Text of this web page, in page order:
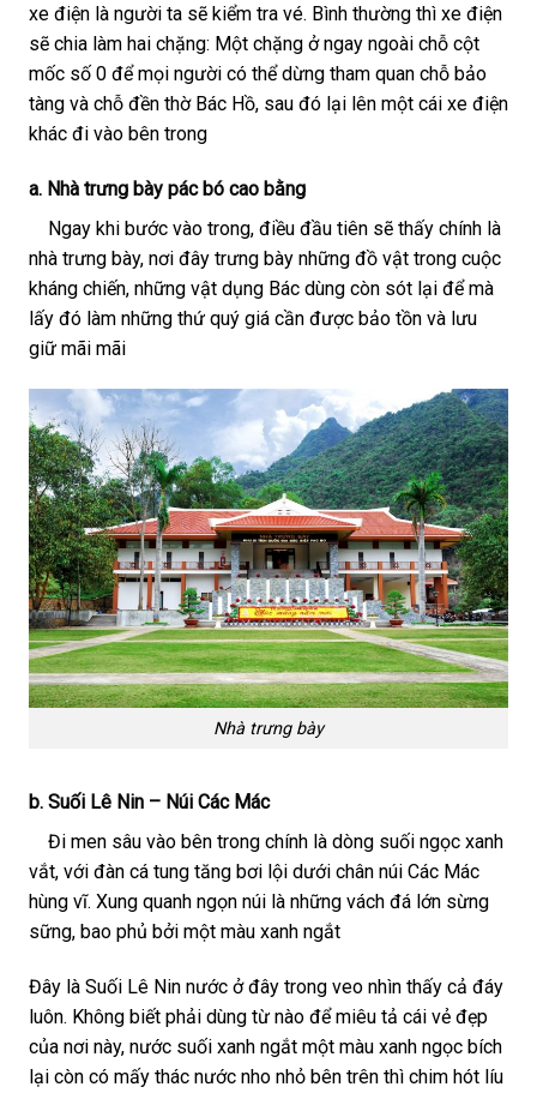
xe điện là người ta sẽ kiểm tra vé. Bình thường thì xe điện
sẽ chia làm hai chặng: Một chặng ở ngay ngoài chỗ cột
mốc số 0 để mọi người có thể dừng tham quan chỗ bảo
tàng và chỗ đền thờ Bác Hồ, sau đó lại lên một cái xe điện
khác đi vào bên trong
a. Nhà trưng bày pác bó cao bằng
Ngay khi bước vào trong, điều đầu tiên sẽ thấy chính là
nhà trưng bày, nơi đây trưng bày những đồ vật trong cuộc
kháng chiến, những vật dụng Bác dùng còn sót lại để mà
lấy đó làm những thứ quý giá cần được bảo tồn và lưu
giữ mãi mãi
Nhà trưng bày
b. Suối Lê Nin – Núi Các Mác
Đi men sâu vào bên trong chính là dòng suối ngọc xanh
vắt, với đàn cá tung tăng bơi lội dưới chân núi Các Mác
hùng vĩ. Xung quanh ngọn núi là những vách đá lớn sừng
sững, bao phủ bởi một màu xanh ngắt
Đây là Suối Lê Nin nước ở đây trong veo nhìn thấy cả đáy
luôn. Không biết phải dùng từ nào để miêu tả cái vẻ đẹp
của nơi này, nước suối xanh ngắt một màu xanh ngọc bích
lại còn có mấy thác nước nho nhỏ bên trên thì chim hót líu